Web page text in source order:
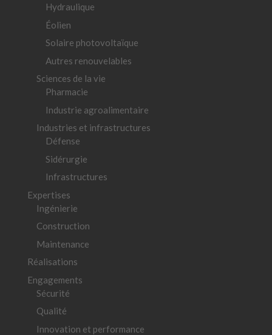
Hydraulique
Éolien
Solaire photovoltaïque
Autres renouvelables
Sciences de la vie
Pharmacie
Industrie agroalimentaire
Industries et infrastructures
Défense
Sidérurgie
Infrastructures
Expertises
Ingénierie
Construction
Maintenance
Réalisations
Engagements
Sécurité
Qualité
Innovation et performance